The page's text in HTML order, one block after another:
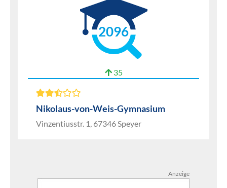
2096
35
Nikolaus-von-Weis-Gymnasium
Vinzentiusstr. 1, 67346 Speyer
Anzeige